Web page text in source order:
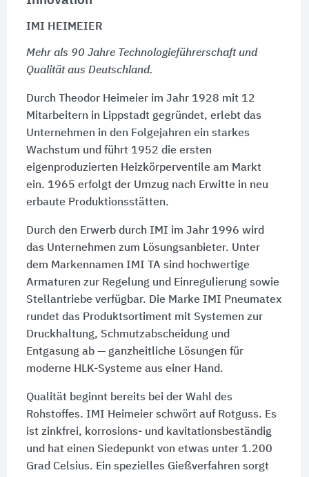
IMI HEIMEIER
Mehr als 90 Jahre Technologieführerschaft und
Qualität aus Deutschland.
Durch Theodor Heimeier im Jahr 1928 mit 12
Mitarbeitern in Lippstadt gegründet, erlebt das
Unternehmen in den Folgejahren ein starkes
Wachstum und führt 1952 die ersten
eigenproduzierten Heizkörperventile am Markt
ein. 1965 erfolgt der Umzug nach Erwitte in neu
erbaute Produktionsstätten.
Durch den Erwerb durch IMI im Jahr 1996 wird
das Unternehmen zum Lösungsanbieter. Unter
dem Markennamen IMI TA sind hochwertige
Armaturen zur Regelung und Einregulierung sowie
Stellantriebe verfügbar. Die Marke IMI Pneumatex
rundet das Produktsortiment mit Systemen zur
Druckhaltung, Schmutzabscheidung und
Entgasung ab — ganzheitliche Lösungen für
moderne HLK-Systeme aus einer Hand.
Qualität beginnt bereits bei der Wahl des
Rohstoffes. IMI Heimeier schwört auf Rotguss. Es
ist zinkfrei, korrosions- und kavitationsbeständig
und hat einen Siedepunkt von etwas unter 1.200
Grad Celsius. Ein spezielles Gießverfahren sorgt